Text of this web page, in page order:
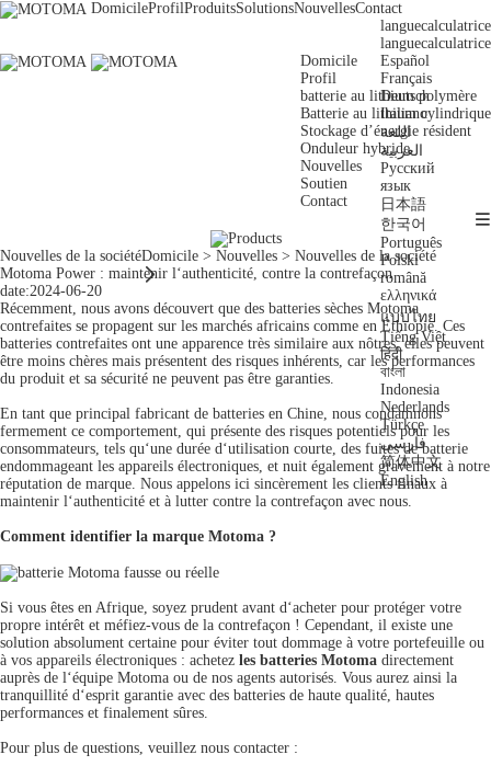
DomicileProfilProduitsSolutionsNouvellesContact
languecalculatrice
langue
Español
Français
Deutsch
Italiano
اللغة
العربية
Русский
язык
日本語
한국어
Português
Polski
română
ελληνικά
แบบไทย
Tiếng Việt
हिंदी
বাংলা
Indonesia
Nederlands
Türkçe
فارسی
简体中文
English
calculatrice
Domicile
Profil
batterie au lithium polymère
Batterie au lithium cylindrique
Stockage d’énergie résident
Onduleur hybride
Nouvelles
Soutien
Contact

Nouvelles de la société
Nouvelles de la sociétéDomicile > Nouvelles > Nouvelles de la société

Motoma Power : maintenir l‘authenticité, contre la contrefaçon
date:2024-06-20
Récemment, nous avons découvert que des batteries sèches Motoma
contrefaites se propagent sur les marchés africains comme en Éthiopie. Ces
batteries contrefaites ont une apparence très similaire aux nôtres, elles peuvent
être moins chères mais présentent des risques inhérents, car les performances
du produit et sa sécurité ne peuvent pas être garanties.
En tant que principal fabricant de batteries en Chine, nous condamnons
fermement ce comportement, qui présente des risques potentiels pour les
consommateurs, tels qu‘une durée d‘utilisation courte, des fuites de batterie
endommageant les appareils électroniques, et nuit également gravement à notre
réputation de marque. Nous appelons ici sincèrement les clients finaux à
maintenir l‘authenticité et à lutter contre la contrefaçon avec nous.
Comment identifier la marque Motoma ?
Si vous êtes en Afrique, soyez prudent avant d‘acheter pour protéger votre
propre intérêt et méfiez-vous de la contrefaçon ! Cependant, il existe une
solution absolument certaine pour éviter tout dommage à votre portefeuille ou
à vos appareils électroniques : achetez les batteries Motoma directement
auprès de l‘équipe Motoma ou de nos agents autorisés. Vous aurez ainsi la
tranquillité d‘esprit garantie avec des batteries de haute qualité, hautes
performances et finalement sûres.
Pour plus de questions, veuillez nous contacter :